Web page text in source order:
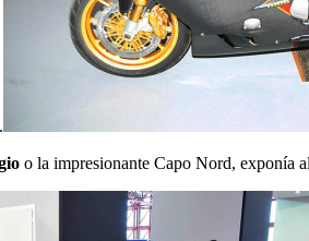
o la impresionante Capo Nord, exponía